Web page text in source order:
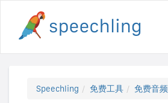
Speechling 免费工具 免费音